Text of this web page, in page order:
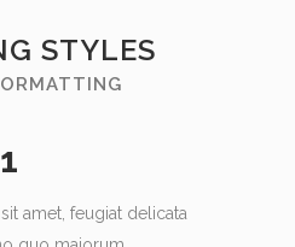
STYLES
amet, feugiat delicata